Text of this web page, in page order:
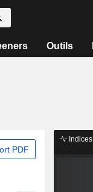
Outils
PDF
Indices